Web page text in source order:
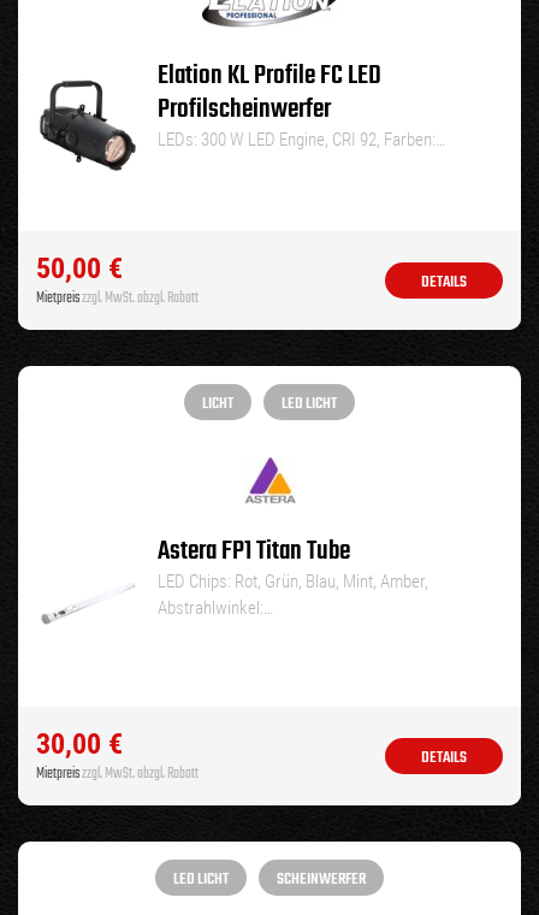
Elation KL Profile FC LED
Profilscheinwerfer
LEDs: 300 W LED Engine, CRI 92, Farben:…
50,00 €
Mietpreiszzgl. MwSt. abzgl. Rabatt
DETAILS
LICHT LED LICHT
Astera FP1 Titan Tube
LED Chips: Rot, Grün, Blau, Mint, Amber,
Abstrahlwinkel:…
30,00 €
Mietpreiszzgl. MwSt. abzgl. Rabatt
DETAILS
LED LICHT SCHEINWERFER